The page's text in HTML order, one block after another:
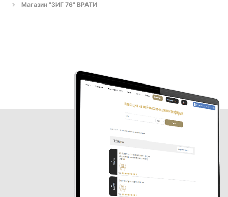
Магазин "ЗИГ 76" ВРАТИ